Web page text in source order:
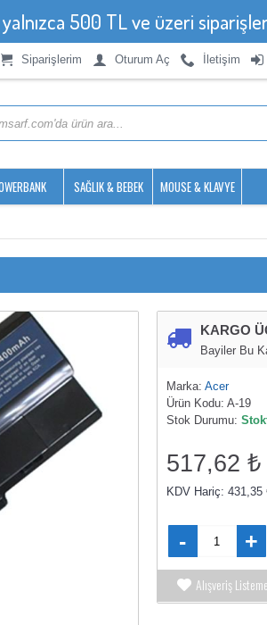
500 TL ve üzeri
Siparişlerim Oturum Aç İletişim
SAĞLIK & BEBEK MOUSE & KLAVYE
KARGO
Bayiler Bu
Marka: Acer
Ürün Kodu: A-19
Stok Durumu:
517,62 ₺
KDV Hariç: 431,35
- +
Alışveriş